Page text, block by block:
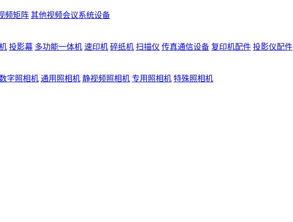
频矩阵 其他视频会议系统设备
投影幕 多功能一体机 速印机 碎纸机 扫描仪 传真通信设备 复印机配件 投影仪配件
字照相机 通用照相机 静视频照相机 专用照相机 特殊照相机